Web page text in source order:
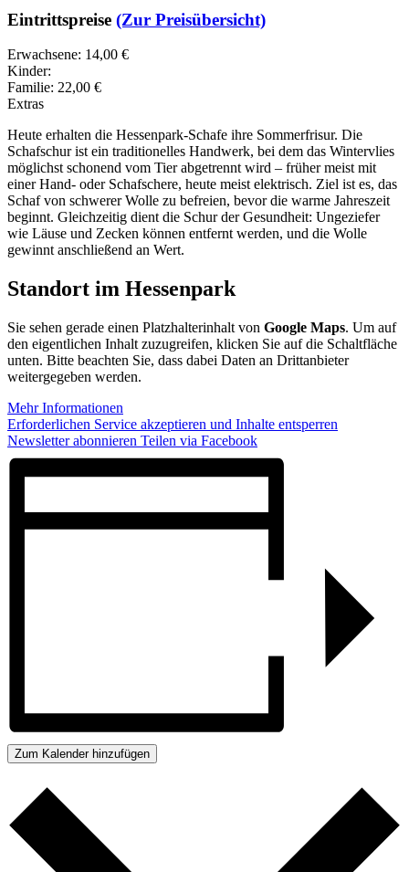
Eintrittspreise (Zur Preisübersicht)
Erwachsene: 14,00 €
Kinder:
Familie: 22,00 €
Extras
Heute erhalten die Hessenpark-Schafe ihre Sommerfrisur. Die
Schafschur ist ein traditionelles Handwerk, bei dem das Wintervlies
möglichst schonend vom Tier abgetrennt wird – früher meist mit
einer Hand- oder Schafschere, heute meist elektrisch. Ziel ist es, das
Schaf von schwerer Wolle zu befreien, bevor die warme Jahreszeit
beginnt. Gleichzeitig dient die Schur der Gesundheit: Ungeziefer
wie Läuse und Zecken können entfernt werden, und die Wolle
gewinnt anschließend an Wert.
Standort im Hessenpark
Sie sehen gerade einen Platzhalterinhalt von Google Maps. Um auf
den eigentlichen Inhalt zuzugreifen, klicken Sie auf die Schaltfläche
unten. Bitte beachten Sie, dass dabei Daten an Drittanbieter
weitergegeben werden.
Mehr Informationen
Erforderlichen Service akzeptieren und Inhalte entsperren
Newsletter abonnieren Teilen via Facebook
Zum Kalender hinzufügen